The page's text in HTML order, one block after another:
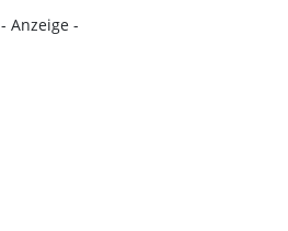
- Anzeige -